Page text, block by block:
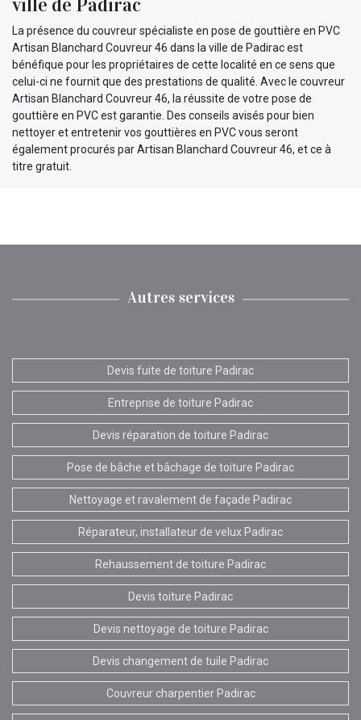
La présence du couvreur spécialiste en pose de gouttière en PVC
Artisan Blanchard Couvreur 46 dans la ville de Padirac est
bénéfique pour les propriétaires de cette localité en ce sens que
celui-ci ne fournit que des prestations de qualité. Avec le couvreur
Artisan Blanchard Couvreur 46, la réussite de votre pose de
gouttière en PVC est garantie. Des conseils avisés pour bien
nettoyer et entretenir vos gouttières en PVC vous seront
également procurés par Artisan Blanchard Couvreur 46, et ce à
titre gratuit.
Autres services
Devis fuite de toiture Padirac
Entreprise de toiture Padirac
Devis réparation de toiture Padirac
Pose de bâche et bâchage de toiture Padirac
Nettoyage et ravalement de façade Padirac
Réparateur, installateur de velux Padirac
Rehaussement de toiture Padirac
Devis toiture Padirac
Devis nettoyage de toiture Padirac
Devis changement de tuile Padirac
Couvreur charpentier Padirac